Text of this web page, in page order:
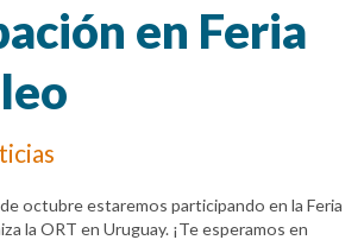
en Feria
octubre estaremos participando en la Feria
la ORT en Uruguay. ¡Te esperamos en